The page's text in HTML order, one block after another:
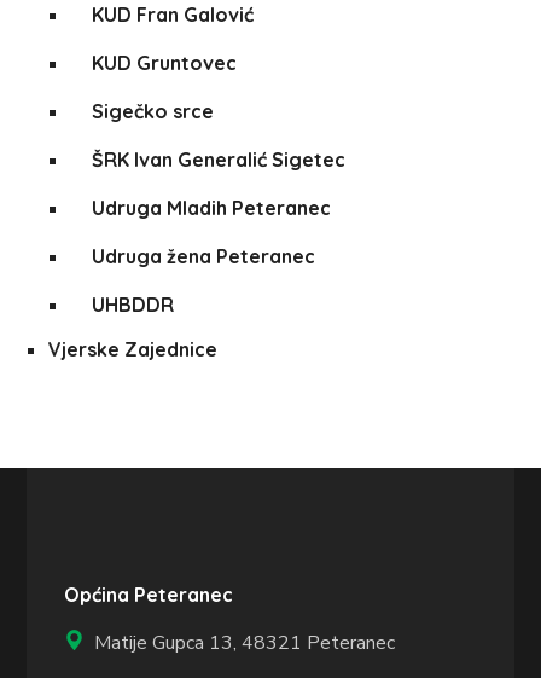
KUD Fran Galović
KUD Gruntovec
Sigečko srce
ŠRK Ivan Generalić Sigetec
Udruga Mladih Peteranec
Udruga žena Peteranec
UHBDDR
Vjerske Zajednice
Općina Peteranec
Matije Gupca 13,48321 Peteranec